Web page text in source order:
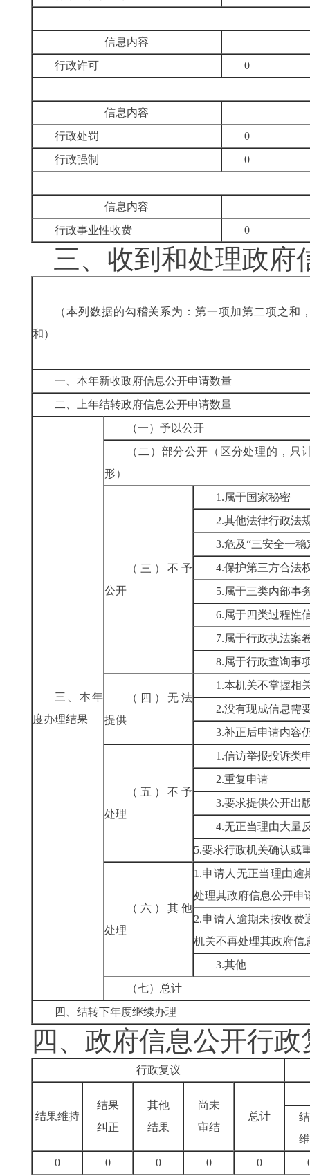
信息内容
行政许可
0
信息内容
行政处罚
0
行政强制
0
信息内容
行政事业性收费
0
三、 收到和处理政府
（本列数据的勾稽关系为：第一项加第二项之和
和）
一、本年新收政府信息公开申请数量
二、上年结转政府信息公开申请数量
三、本年
度办理结果
（一）予以公开
（二）部分公开 （区分处理的，只
形）
（三）不予
公开
1.属于国家秘密
2.其他法律行政法
3.危及“三安全一稳
4.保护第三方合法
5.属于三类内部事
6.属于四类过程性
7.属于行政执法案
8.属于行政查询事
（四）无法
提供
1.本机关不掌握相
2.没有现成信息需
3.补正后申请内容
（五）不予
处理
1.信访举报投诉类
2.重复申请
3.要求提供公开出
4.无正当理由大量
5.要求行政机关确认或
（六）其他
处理
1.申请人无正当理由逾
处理其政府信息公开申
2.申请人逾期未按收费
机关不再处理其政府信
3.其他
（七）总计
四、结转下年度继续办理
四、政府信息公开行
行政复议
结果维持
结果
纠正
其他
结果
尚未
审结
总计
0
0 0 0 0